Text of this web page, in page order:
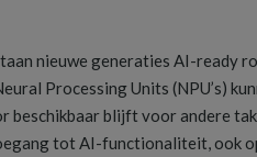
nieuwe generaties AI-ready
Processing Units (NPU’s)
blijft voor andere
tot AI-functionaliteit, ook